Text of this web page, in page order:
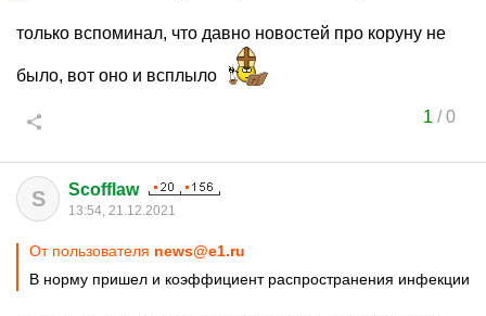
только вспоминал, что давно новостей про коруну не
было, вот оно и всплыло
1 /0
S Scofflaw
13:54, 21.12.2021
От пользователя news@e1.ru
В норму пришел и коэффициент распространения инфекции